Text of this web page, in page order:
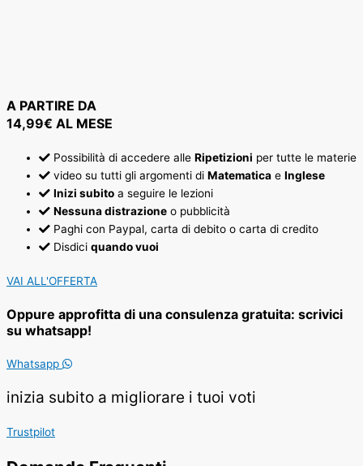
A PARTIRE DA
14,99€ AL MESE
Possibilità di accedere alle Ripetizioni per tutte le materie
video su tutti gli argomenti di Matematica e Inglese
Inizi subito a seguire le lezioni
Nessuna distrazione o pubblicità
Paghi con Paypal, carta di debito o carta di credito
Disdici quando vuoi
VAI ALL'OFFERTA
Oppure approfitta di una consulenza gratuita: scrivici
su whatsapp!
Whatsapp
inizia subito a migliorare i tuoi voti
Trustpilot